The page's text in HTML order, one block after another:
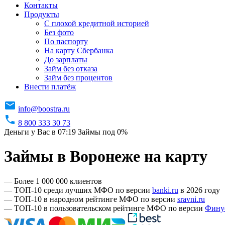
Контакты
Продукты
C плохой кредитной историей
Без фото
По паспорту
На карту Сбербанка
До зарплаты
Займ без отказа
Займ без процентов
Внести платёж
info@boostra.ru
8 800 333 30 73
Деньги у Вас в 07:19 Займы под 0%
Займы в Воронеже на карту
— Более 1 000 000 клиентов
— ТОП-10 среди лучших МФО по версии banki.ru в 2026 году
— ТОП-10 в народном рейтинге МФО по версии sravni.ru
— ТОП-10 в пользовательском рейтинге МФО по версии